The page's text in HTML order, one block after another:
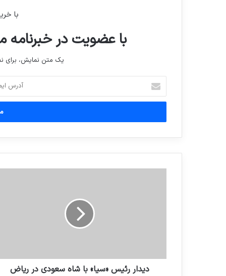
با
با عضویت در خبرنامه
یک متن نمایش،
آدرس
ایمیل
خود
وارد
دیدار رئیس «سیا» با شاه سعودی در ریاض